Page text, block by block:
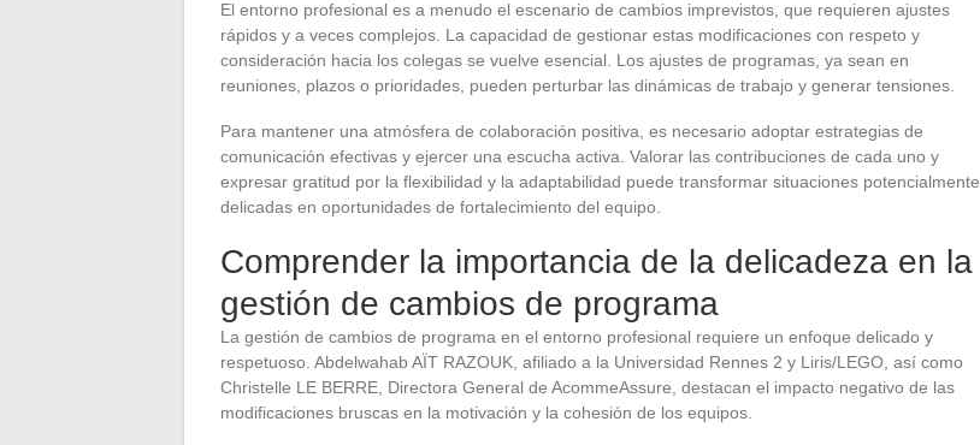
El entorno profesional es a menudo el escenario de cambios imprevistos, que requieren ajustes
rápidos y a veces complejos. La capacidad de gestionar estas modificaciones con respeto y
consideración hacia los colegas se vuelve esencial. Los ajustes de programas, ya sean en
reuniones, plazos o prioridades, pueden perturbar las dinámicas de trabajo y generar tensiones.
Para mantener una atmósfera de colaboración positiva, es necesario adoptar estrategias de
comunicación efectivas y ejercer una escucha activa. Valorar las contribuciones de cada uno y
expresar gratitud por la flexibilidad y la adaptabilidad puede transformar situaciones potencialmente
delicadas en oportunidades de fortalecimiento del equipo.
Comprender la importancia de la delicadeza en la
gestión de cambios de programa
La gestión de cambios de programa en el entorno profesional requiere un enfoque delicado y
respetuoso. Abdelwahab AÏT RAZOUK, afiliado a la Universidad Rennes 2 y Liris/LEGO, así como
Christelle LE BERRE, Directora General de AcommeAssure, destacan el impacto negativo de las
modificaciones bruscas en la motivación y la cohesión de los equipos.